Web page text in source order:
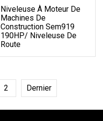
Niveleuse À Moteur De
Machines De
Construction Sem919
190HP/ Niveleuse De
Route
2 Dernier